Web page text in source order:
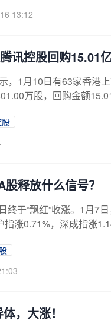
13:12
讯控股回购15.01
，1月10日有63家香港
万股，回购金额
释放什么信号？
终于“飘红”收涨。1月
涨0.71%，深成指涨
，大涨！